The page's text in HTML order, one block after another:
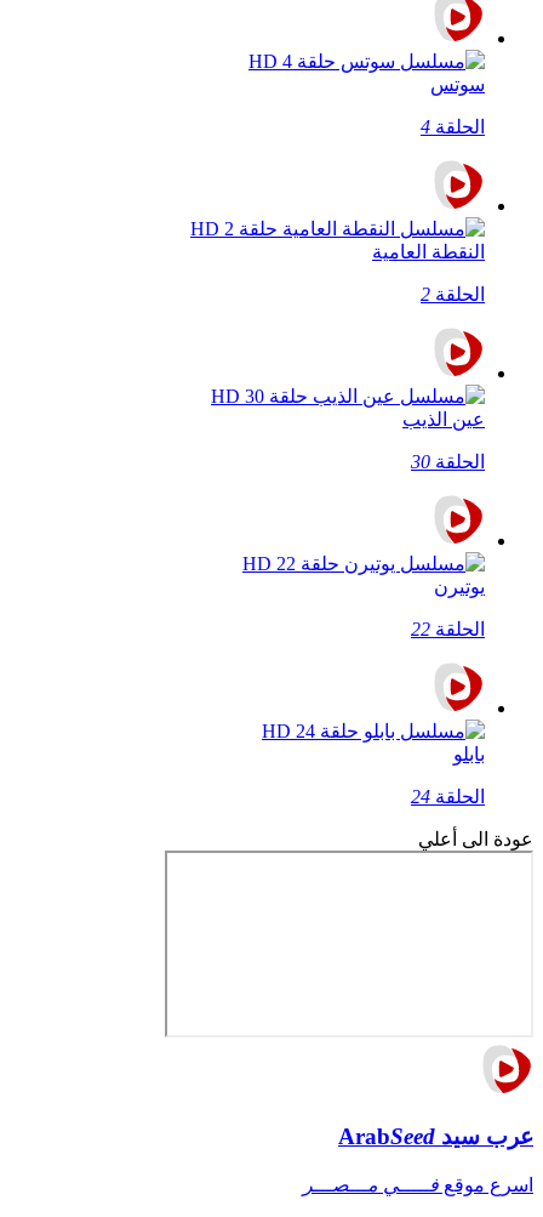
سوتس
الحلقة 4
النقطة العامية
الحلقة 2
عين الذيب
الحلقة 30
يوتيرن
الحلقة 22
بابلو
الحلقة 24
عودة الى أعلي
عرب سيد ArabSeed
اسرع موقع فـــــي مـــصـــر